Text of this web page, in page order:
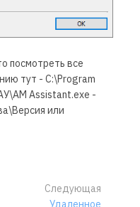
посмотреть все
тут - C:\Program
Assistant.exe -
или
Следующая
Удаленное